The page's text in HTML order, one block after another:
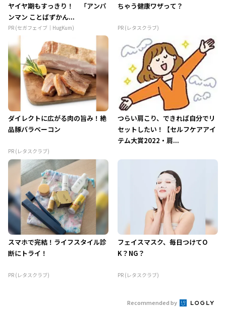
ヤイヤ期もすっきり！ 「アンパ
ンマン ことばずかん...
PR (セガフェイブ｜HugKum)
ちゃう健康ワザって？
PR (レタスクラブ)
ダイレクトに広がる肉の旨み！絶
品豚バラベーコン
PR (レタスクラブ)
つらい肩こり、できれば自分でリ
セットしたい！【セルフケアアイ
テム大賞2022・肩...
スマホで完結！ライフスタイル診
断にトライ！
PR (レタスクラブ)
フェイスマスク、毎日つけてO
K？NG？
PR (レタスクラブ)
Recommended by